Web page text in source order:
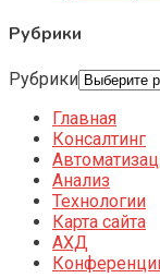
Рубрики
Рубрики
Главная
Консалтинг
Анализ
Технологии
Карта сайта
АХД